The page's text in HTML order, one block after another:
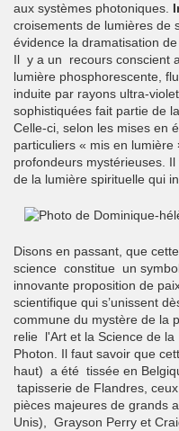
aux systèmes photoniques.
croisements de lumières de
évidence la dramatisation
Il y a un recours conscient
lumière phosphorescente,
induite par rayons ultra-
sophistiquées fait partie de
Celle-ci, selon les mises en
particuliers « mis en lumière
profondeurs mystérieuses.
de la lumière spirituelle qui
Disons en passant, que
science constitue un
innovante proposition de
scientifique qui s’unissent
commune du mystère de la
relie l'Art et la Science de
Photon. Il faut savoir que
haut) a été tissée en
tapisserie de Flandres,
pièces majeures de grands
Unis), Grayson Perry et